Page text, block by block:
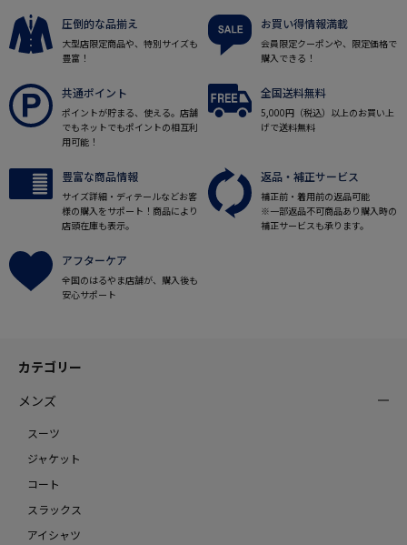
圧倒的な品揃え
大型店限定商品や、特別サイズも
豊富！
お買い得情報満載
会員限定クーポンや、限定価格で
購入できる！
共通ポイント
ポイントが貯まる、使える。店舗
でもネットでもポイントの相互利
用可能！
全国送料無料
5,000円（税込）以上のお買い上
げで送料無料
豊富な商品情報
サイズ詳細・ディテールなどお客
様の購入をサポート！商品により
店頭在庫も表示。
返品・補正サービス
補正前・着用前の返品可能
※一部返品不可商品あり購入時の
補正サービスも承ります。
アフターケア
全国のはるやま店舗が、購入後も
安心サポート
カテゴリー
メンズ
スーツ
ジャケット
コート
スラックス
アイシャツ